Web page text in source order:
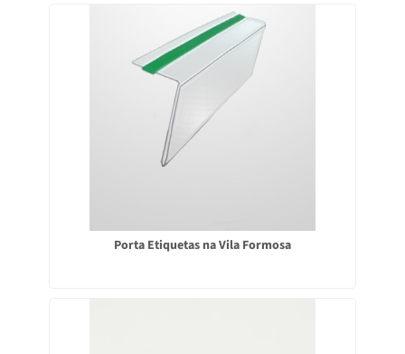
Porta Etiquetas na Vila Formosa